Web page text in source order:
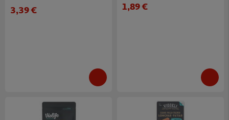
3,39 € 1,89 €